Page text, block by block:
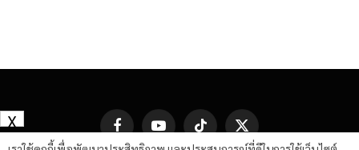
FacebookYouTube TikTok
X
X